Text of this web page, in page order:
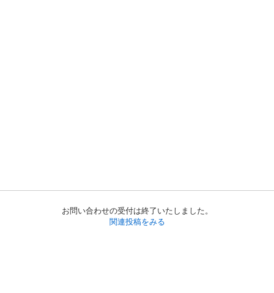
お問い合わせの受付は終了いたしました。
関連投稿をみる